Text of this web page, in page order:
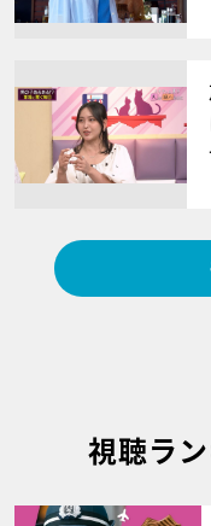
視聴ラ